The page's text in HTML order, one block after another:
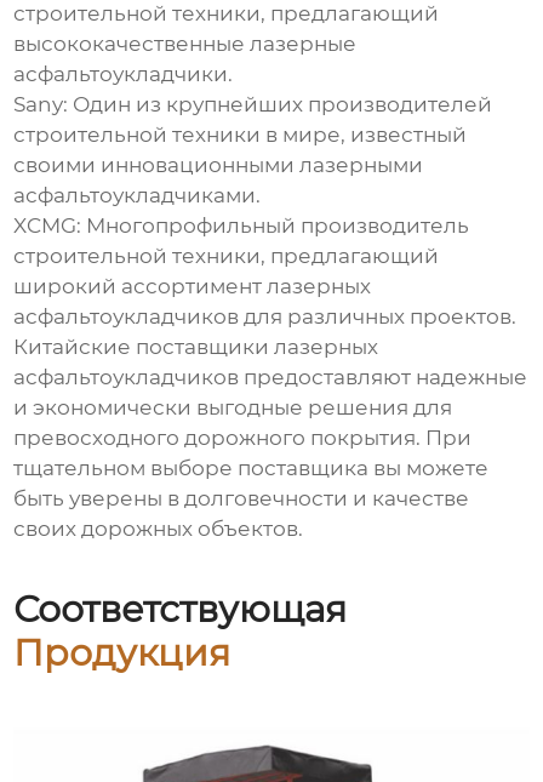
строительной техники, предлагающий
высококачественные лазерные
асфальтоукладчики.
Sany: Один из крупнейших производителей
строительной техники в мире, известный
своими инновационными лазерными
асфальтоукладчиками.
XCMG: Многопрофильный производитель
строительной техники, предлагающий
широкий ассортимент лазерных
асфальтоукладчиков для различных проектов.
Китайские поставщики лазерных
асфальтоукладчиков предоставляют надежные
и экономически выгодные решения для
превосходного дорожного покрытия. При
тщательном выборе поставщика вы можете
быть уверены в долговечности и качестве
своих дорожных объектов.
Соответствующая
Продукция